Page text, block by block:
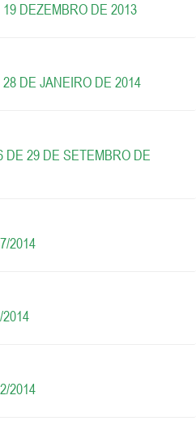
DEZEMBRO DE 2013
DE JANEIRO DE 2014
DE 29 DE SETEMBRO DE
2014
2014